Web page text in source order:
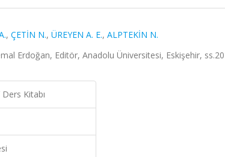
, ÇETİN N., ÜREYEN A. E., ALPTEKİN N.
Erdoğan, Editör, Anadolu Üniversitesi, Eskişehir,
Kitabı